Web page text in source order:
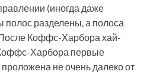
(иногда даже
полос разделены, а полоса
Коффс-Харбора хай-
Харбора первые
не очень далеко от